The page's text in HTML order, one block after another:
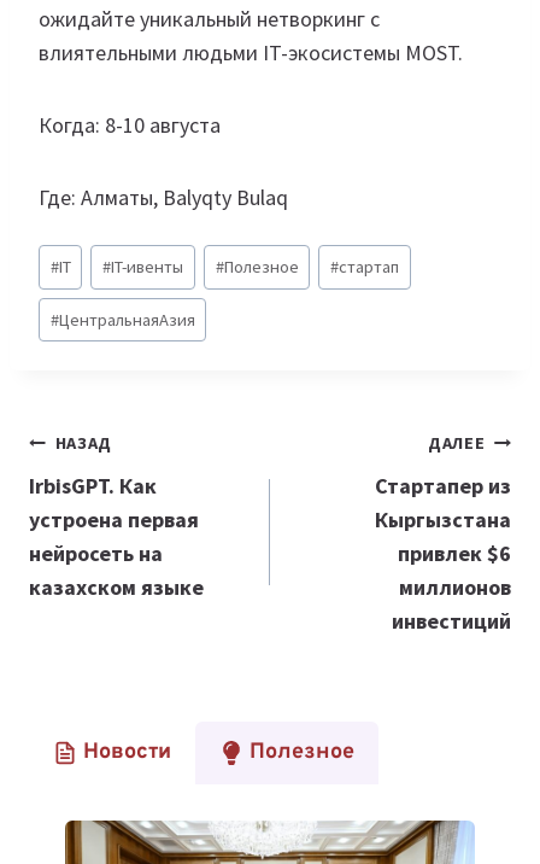
ожидайте уникальный нетворкинг с
влиятельными людьми IT-экосистемы MOST.
Когда: 8-10 августа
Где: Алматы, Balyqty Bulaq
Метки
записи:
#IT #IT-ивенты #Полезное #стартап
#ЦентральнаяАзия
Навигация
по
записям
НАЗАД
IrbisGPT. Как
устроена первая
нейросеть на
казахском языке
ДАЛЕЕ
Стартапер из
Кыргызстана
привлек $6
миллионов
инвестиций
Новости Полезное